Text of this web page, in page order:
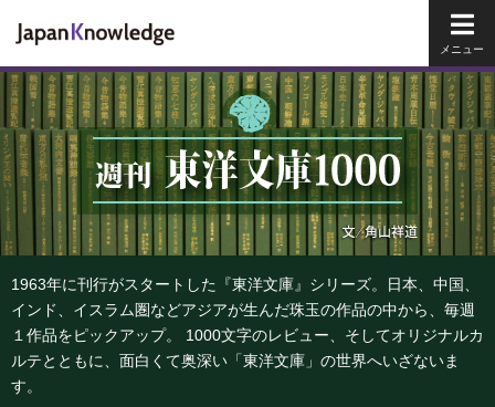
1963年に刊行がスタートした『東洋文庫』シリーズ。日本、中国、
インド、イスラム圏などアジアが生んだ珠玉の作品の中から、毎週
１作品をピックアップ。 1000文字のレビュー、そしてオリジナルカ
ルテとともに、面白くて奥深い「東洋文庫」の世界へいざないま
す。